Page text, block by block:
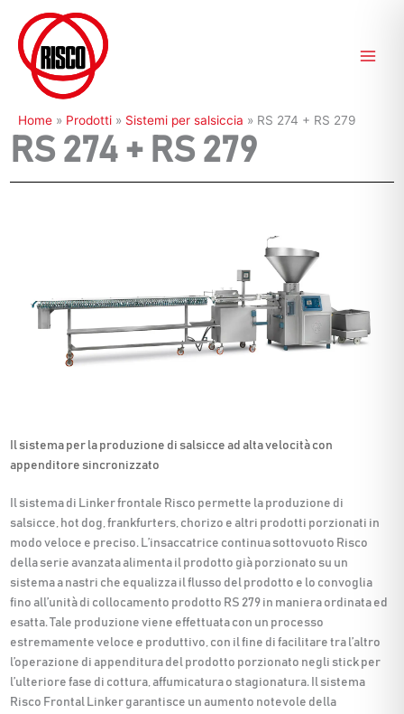
contenuto
Home » Prodotti » Sistemi per salsiccia » RS 274 + RS 279
RS 274 + RS 279
Il sistema per la produzione di salsicce ad alta velocità con
appenditore sincronizzato
Il sistema di Linker frontale Risco permette la produzione di
salsicce, hot dog, frankfurters, chorizo e altri prodotti porzionati in
modo veloce e preciso. L’insaccatrice continua sottovuoto Risco
della serie avanzata alimenta il prodotto già porzionato su un
sistema a nastri che equalizza il flusso del prodotto e lo convoglia
fino all’unità di collocamento prodotto RS 279 in maniera ordinata ed
esatta. Tale produzione viene effettuata con un processo
estremamente veloce e produttivo, con il fine di facilitare tra l’altro
l’operazione di appenditura del prodotto porzionato negli stick per
l’ulteriore fase di cottura, affumicatura o stagionatura. Il sistema
Risco Frontal Linker garantisce un aumento notevole della